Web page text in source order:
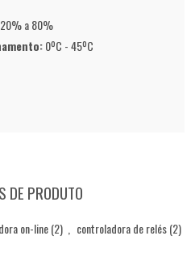
20% a 80%
0ºC - 45ºC
DE PRODUTO
on-line(2) controladora de relés(2)